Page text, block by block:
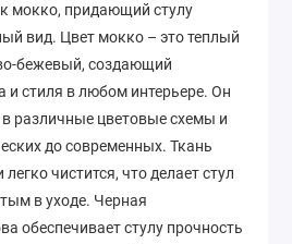
мокко, придающий стулу
вид. Цвет мокко – это теплый
бежевый, создающий
и стиля в любом интерьере. Он
в различные цветовые схемы и
до современных. Ткань
чистится, что делает стул
в уходе. Черная
обеспечивает стулу прочность